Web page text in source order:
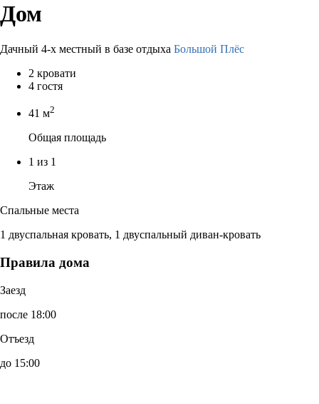
Дом
Дачный 4-х местный в базе отдыха Большой Плёс
2 кровати
4 гостя
41 м2
Общая площадь
1 из 1
Этаж
Спальные места
1 двуспальная кровать, 1 двуспальный диван-кровать
Правила дома
Заезд
после 18:00
Отъезд
до 15:00